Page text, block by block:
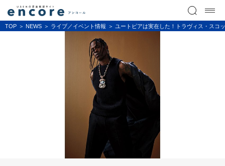
TOP NEWS ライブ／イベント情報 ユートピアは実在した！トラヴィス・スコ